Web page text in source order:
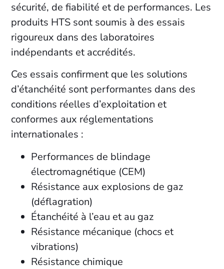
sécurité, de fiabilité et de performances. Les
produits HTS sont soumis à des essais
rigoureux dans des laboratoires
indépendants et accrédités.
Ces essais confirment que les solutions
d’étanchéité sont performantes dans des
conditions réelles d’exploitation et
conformes aux réglementations
internationales :
Performances de blindage
électromagnétique (CEM)
Résistance aux explosions de gaz
(déflagration)
Étanchéité à l’eau et au gaz
Résistance mécanique (chocs et
vibrations)
Résistance chimique